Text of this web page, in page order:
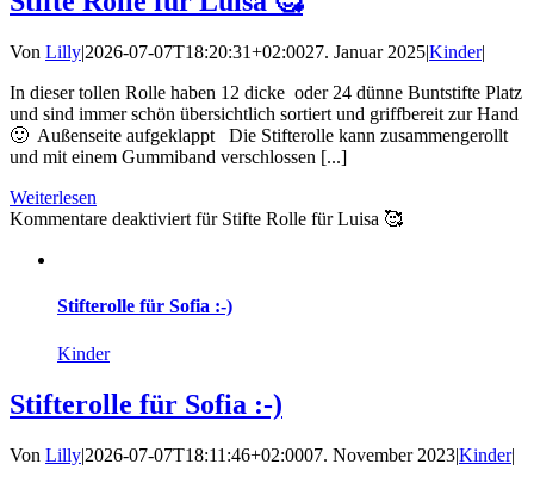
Von Lilly|2026-07-07T18:20:31+02:0027. Januar 2025|Kinder|
In dieser tollen Rolle haben 12 dicke oder 24 dünne Buntstifte Platz
und sind immer schön übersichtlich sortiert und griffbereit zur Hand
🙂 Außenseite aufgeklappt Die Stifterolle kann zusammengerollt
und mit einem Gummiband verschlossen [...]
Weiterlesen
Kommentare deaktiviert für Stifte Rolle für Luisa 🥰
Stifterolle für Sofia :-)
Kinder
Stifterolle für Sofia :-)
Von Lilly|2026-07-07T18:11:46+02:0007. November 2023|Kinder|